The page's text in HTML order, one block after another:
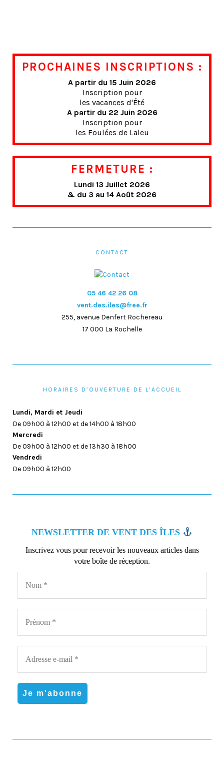
PROCHAINES INSCRIPTIONS :
A partir du 15 Juin 2026
Inscription pour
les vacances d'Été
A partir du 22 Juin 2026
Inscription pour
les Foulées de Laleu
FERMETURE :
Lundi 13 Juillet 2026
& du 3 au 14 Août 2026
CONTACT
05 46 42 26 08
vent.des.iles@free.fr
255, avenue Denfert Rochereau
17 000 La Rochelle
HORAIRES D’OUVERTURE DE L’ACCUEIL
Lundi, Mardi et Jeudi
De 09h00 à 12h00 et de 14h00 à 18h00
Mercredi
De 09h00 à 12h00 et de 13h30 à 18h00
Vendredi
De 09h00 à 12h00
NEWSLETTER DE VENT DES ÎLES
Inscrivez vous pour recevoir les nouveaux articles dans
votre boîte de réception.